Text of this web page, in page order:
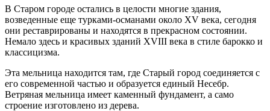
В Старом городе остались в целости многие здания,
возведенные еще турками-османами около XV века, сегодня
они реставрированы и находятся в прекрасном состоянии.
Немало здесь и красивых зданий XVIII века в стиле барокко и
классицизма.
Эта мельница находится там, где Старый город соединяется с
его современной частью и образуется единый Несебр.
Ветряная мельница имеет каменный фундамент, а само
строение изготовлено из дерева.